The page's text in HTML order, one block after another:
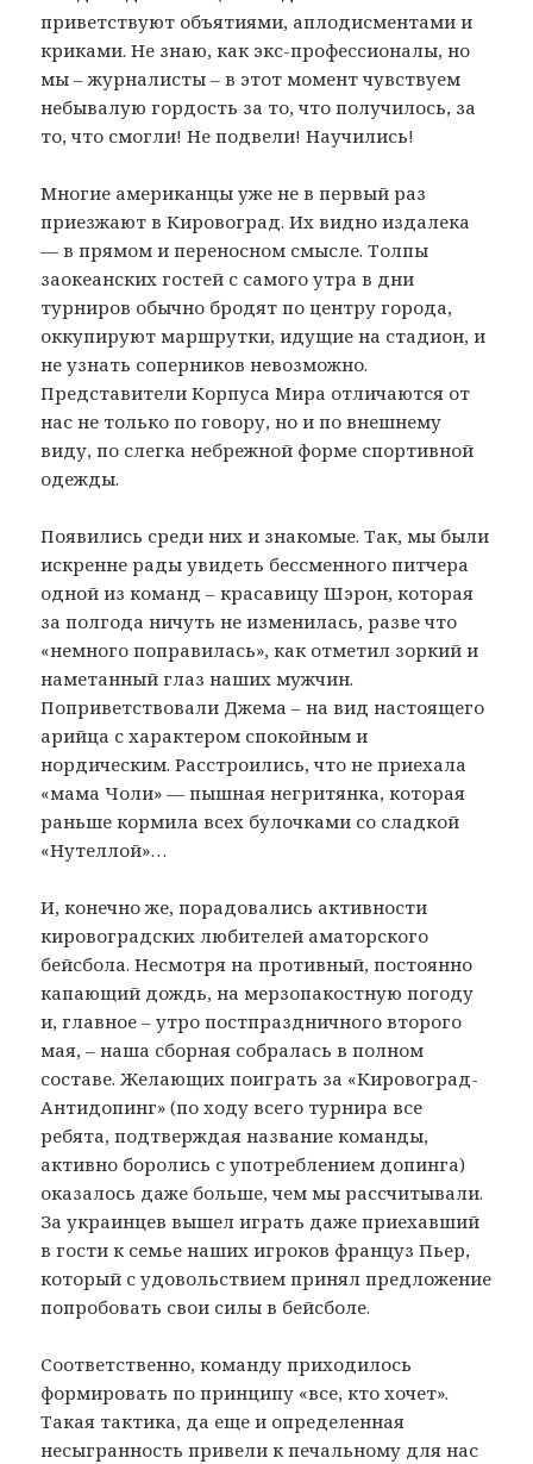
приветствуют объятиями, аплодисментами и
криками. Не знаю, как экс-профессионалы, но
мы – журналисты – в этот момент чувствуем
небывалую гордость за то, что получилось, за
то, что смогли! Не подвели! Научились!
Многие американцы уже не в первый раз
приезжают в Кировоград. Их видно издалека
— в прямом и переносном смысле. Толпы
заокеанских гостей с самого утра в дни
турниров обычно бродят по центру города,
оккупируют маршрутки, идущие на стадион, и
не узнать соперников невозможно.
Представители Корпуса Мира отличаются от
нас не только по говору, но и по внешнему
виду, по слегка небрежной форме спортивной
одежды.
Появились среди них и знакомые. Так, мы были
искренне рады увидеть бессменного питчера
одной из команд – красавицу Шэрон, которая
за полгода ничуть не изменилась, разве что
«немного поправилась», как отметил зоркий и
наметанный глаз наших мужчин.
Поприветствовали Джема – на вид настоящего
арийца с характером спокойным и
нордическим. Расстроились, что не приехала
«мама Чоли» — пышная негритянка, которая
раньше кормила всех булочками со сладкой
«Нутеллой»…
И, конечно же, порадовались активности
кировоградских любителей аматорского
бейсбола. Несмотря на противный, постоянно
капающий дождь, на мерзопакостную погоду
и, главное – утро постпраздничного второго
мая, – наша сборная собралась в полном
составе. Желающих поиграть за «Кировоград-
Антидопинг» (по ходу всего турнира все
ребята, подтверждая название команды,
активно боролись с употреблением допинга)
оказалось даже больше, чем мы рассчитывали.
За украинцев вышел играть даже приехавший
в гости к семье наших игроков француз Пьер,
который с удовольствием принял предложение
попробовать свои силы в бейсболе.
Соответственно, команду приходилось
формировать по принципу «все, кто хочет».
Такая тактика, да еще и определенная
несыгранность привели к печальному для нас